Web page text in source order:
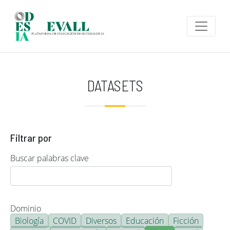
DATASETS
Filtrar por
Buscar palabras clave
Dominio
Biología
COVID Diversos Educación
Ficción